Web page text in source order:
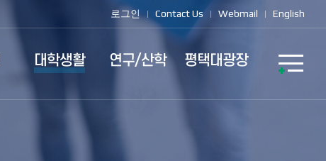
로그인 Contact Us Webmail English
대학생활 연구/산학 평택대광장